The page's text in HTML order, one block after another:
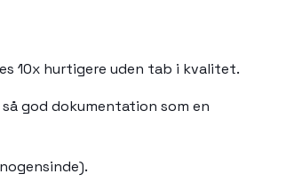
10x hurtigere uden tab i kvalitet.
god dokumentation som en